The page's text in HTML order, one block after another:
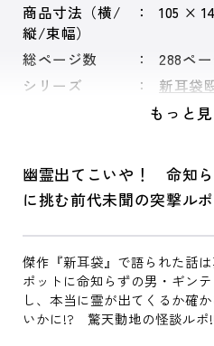
商品寸法（横/
縦/束幅）
105 ×
総ページ数
288ペ
シリーズ
新耳袋
もっと
幽霊出てこいや！ 命知
に挑む前代未聞の突撃ルポ
傑作『新耳袋』で語られた話
ポットに命知らずの男・ギン
し、本当に霊が出てくるか確
いかに!? 驚天動地の怪談ルポ